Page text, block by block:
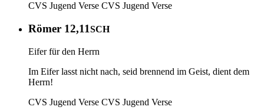
CVS Jugend Verse CVS Jugend Verse
Römer 12,11SCH
Eifer für den Herrn
Im Eifer lasst nicht nach, seid brennend im Geist, dient dem
Herrn!
CVS Jugend Verse CVS Jugend Verse